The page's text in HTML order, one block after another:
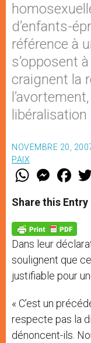
d’enfants-
référence à
s’opposent
craignent la
NOVEMBRE 20,
PAIX
W
t
s
p
p
M
e
s
e
g
e
r
F
a
e
b
o
k
Share this Entry
Dans leur
soulignent que
justifiable pour
« C’est un
respecte pas la
dénoncent-ils.